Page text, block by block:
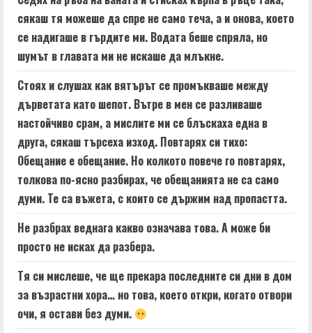
сякаш тя можеше да спре не само теча, а и онова, което
се надигаше в гърдите ми. Водата беше спряла, но
шумът в главата ми не искаше да млъкне.
Стоях и слушах как вятърът се промъкваше между
дърветата като шепот. Вътре в мен се разливаше
настойчиво срам, а мислите ми се блъскаха една в
друга, сякаш търсеха изход. Повтарях си тихо:
Обещание е обещание. Но колкото повече го повтарях,
толкова по-ясно разбирах, че обещанията не са само
думи. Те са въжета, с които се държим над пропастта.
Не разбрах веднага какво означава това. А може би
просто не исках да разбера.
Тя си мислеше, че ще прекара последните си дни в дом
за възрастни хора… но това, което откри, когато отвори
очи, я остави без думи.